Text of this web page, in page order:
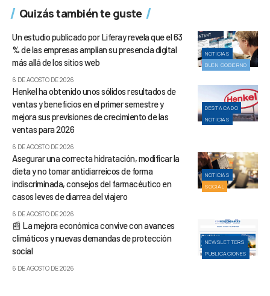
Quizás también te guste
NOTICIAS
BUEN GOBIERNO
Un estudio publicado por Liferay revela que el 63
% de las empresas amplían su presencia digital
más allá de los sitios web
6 DE AGOSTO DE 2026
DESTACADO
NOTICIAS
Henkel ha obtenido unos sólidos resultados de
ventas y beneficios en el primer semestre y
mejora sus previsiones de crecimiento de las
ventas para 2026
6 DE AGOSTO DE 2026
NOTICIAS
SOCIAL
Asegurar una correcta hidratación, modificar la
dieta y no tomar antidiarreicos de forma
indiscriminada, consejos del farmacéutico en
casos leves de diarrea del viajero
6 DE AGOSTO DE 2026
NEWSLETTERS
PUBLICACIONES
📰 La mejora económica convive con avances
climáticos y nuevas demandas de protección
social
6 DE AGOSTO DE 2026